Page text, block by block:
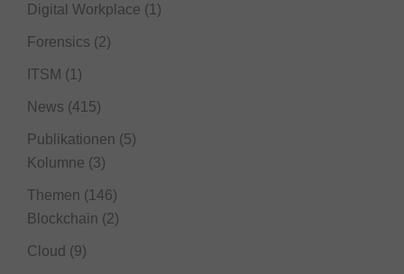
Digital Workplace (1)
Forensics (2)
ITSM (1)
News (415)
Publikationen (5)
Kolumne (3)
Themen (146)
Blockchain (2)
Cloud (9)